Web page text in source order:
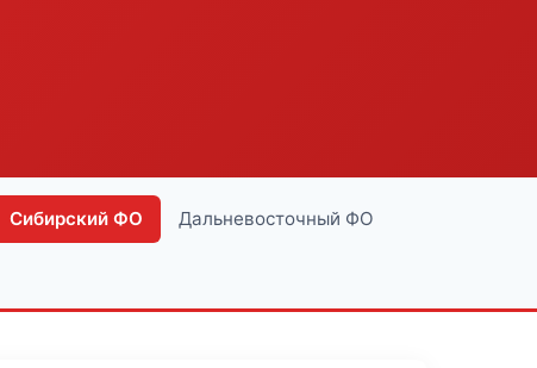
Сибирский ФО Дальневосточный ФО